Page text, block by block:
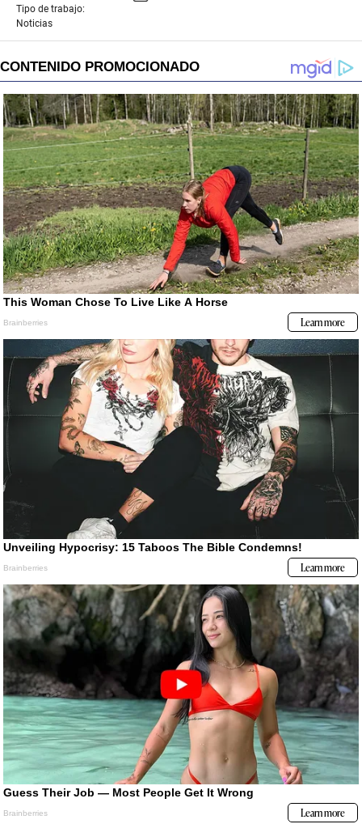
Tipo de trabajo:
Noticias